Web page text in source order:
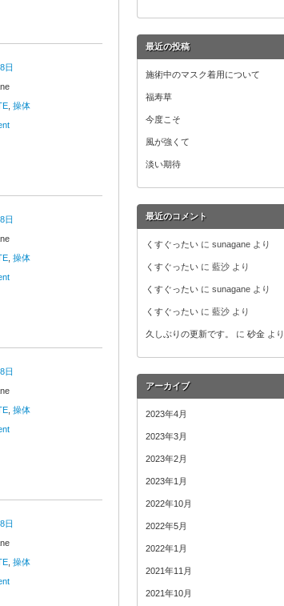
日
操体
日
操体
日
操体
日
操体
最近の投稿
施術中のマスク着用について
福寿草
今度こそ
風が強くて
淡い期待
最近のコメント
くすぐったい に sunagane より
くすぐったい に 藍沙 より
くすぐったい に sunagane より
くすぐったい に 藍沙 より
久しぶりの更新です。 に 砂金 より
アーカイブ
2023年4月
2023年3月
2023年2月
2023年1月
2022年10月
2022年5月
2022年1月
2021年11月
2021年10月